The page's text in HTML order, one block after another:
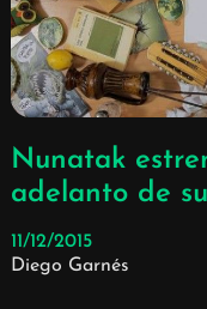
Nunatak
adelanto de
11/12/2015
Diego Garnés